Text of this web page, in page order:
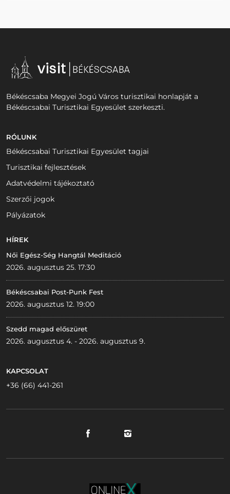
Békéscsaba Megyei Jogú Város turisztikai honlapját a
Békéscsabai Turisztikai Egyesület szerkeszti.
RÓLUNK
Békéscsabai Turisztikai Egyesület tagjai
Turisztikai fejlesztések
Adatvédelmi tájékoztató
Szerzői jogok
Pályázatok
HÍREK
Női Egész-Ség Hangtál Meditáció
2026. augusztus 25. 17:30
Békéscsabai Post-Punk Fest
2026. augusztus 12. 19:00
Szedd magad előszüret
2026. augusztus 4. - 2026. augusztus 9.
KAPCSOLAT
+36 (66) 441-261